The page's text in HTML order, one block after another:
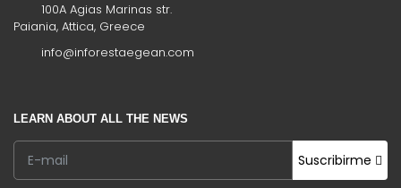
100A Agias Marinas str.
Paiania, Attica, Greece
info@inforestaegean.com
LEARN ABOUT ALL THE NEWS
Suscribirme